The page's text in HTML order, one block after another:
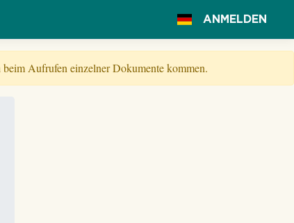
ANMELDEN
Aufrufen einzelner Dokumente kommen.